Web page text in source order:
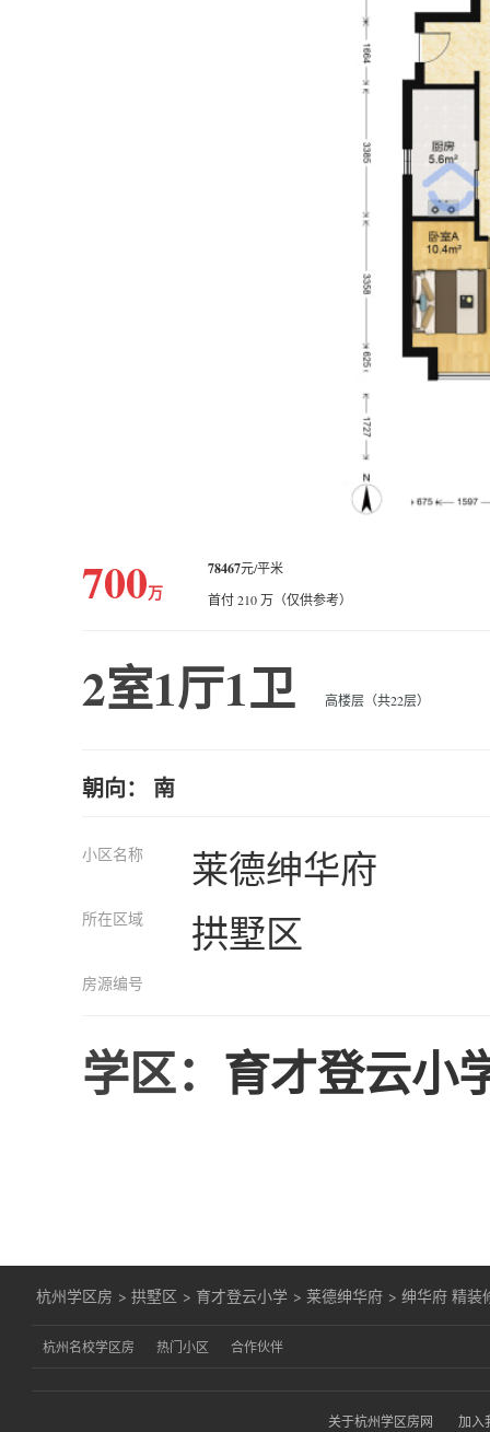
700万
78467元/平米
首付 210 万（仅供参考）
2室1厅1卫 高楼层（共22层）
朝向： 南
小区名称 莱德绅华府
所在区域 拱墅区
房源编号
学区： 育才登云小
杭州学区房 >拱墅区 > 育才登云小学 >莱德绅华府 >绅华府 精装
杭州名校学区房 热门小区 合作伙伴
关于杭州学区房网 加入